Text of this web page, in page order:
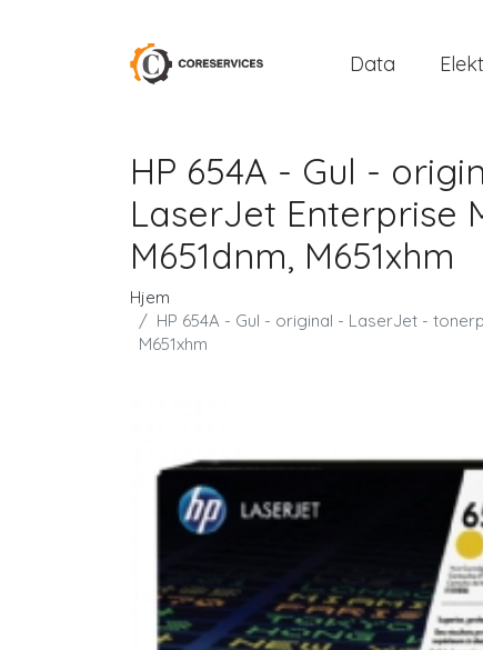
Data
HP 654A - Gul -
LaserJet Enterprise
M651dnm, M651xhm
Hjem
HP 654A - Gul - original - LaserJet -
M651xhm